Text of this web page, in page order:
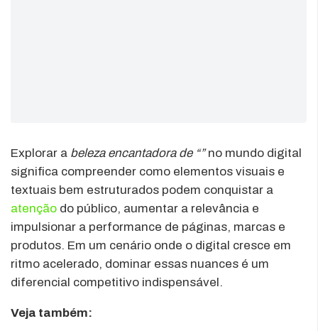
Explorar a beleza encantadora de “”no mundo digital
significa compreender como elementos visuais e
textuais bem estruturados podem conquistar a
atenção do público, aumentar a relevância e
impulsionar a performance de páginas, marcas e
produtos. Em um cenário onde o digital cresce em
ritmo acelerado, dominar essas nuances é um
diferencial competitivo indispensável.
Veja também: